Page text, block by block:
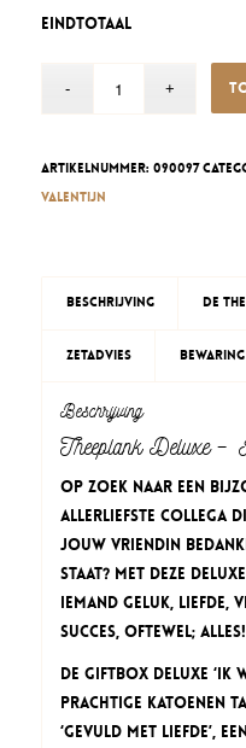
Eindtotaal
Artikelnummer: 090097
Valentijn
Beschrijving De
Zetadvies Bewaring
Beschrijving
Theeplank Deluxe –
Op zoek naar een
allerliefste collega
jouw vriendin
staat? Met deze
iemand geluk, liefde,
succes, oftewel; alles!
De Giftbox Deluxe ‘Ik
prachtige katoenen
‘Gevuld met Liefde’,